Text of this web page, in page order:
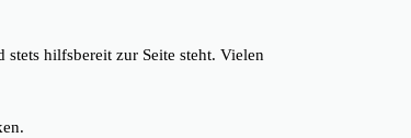
hilfsbereit zur Seite steht. Vielen